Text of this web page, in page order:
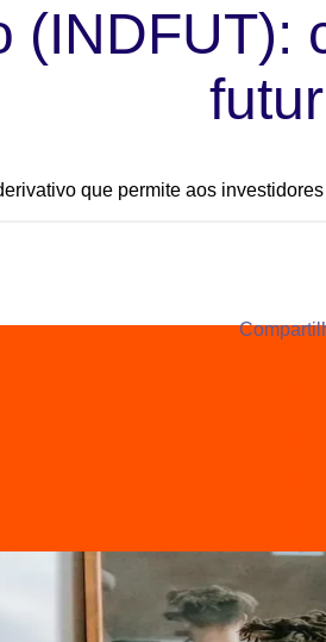
(INDFUT):
que permite aos